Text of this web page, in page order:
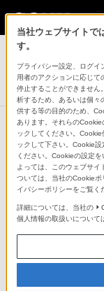
ICレコーダー／集
ステレオICレコーダー
ICD-UX570Fシ
充実の再生
本体ボタンで
ンプ」「イー
ジャンプボタン
コントロールボ
10％ごとに送り
当社ウェブサイトで
す。
プライバシー設定、ログイ
用者のアクションに応じ
停止することができません
析するため、あるいは個々
供する等の目的のため、
あります。それらの
ックしてください。
ックして下さい。Cookie
ください。Cookieの設定
よっては、このウェブサ
ついては、当社のCookieポ
イバシーポリシーをご覧く
詳細については、当社の
個人情報の取扱いについて